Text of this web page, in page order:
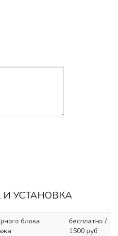
УСТАНОВКА
блока
бесплатно /
1500 руб